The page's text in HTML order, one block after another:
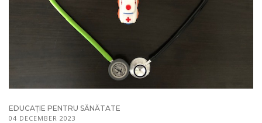
EDUCAȚIE PENTRU SĂNĂTATE
04 DECEMBER 2023